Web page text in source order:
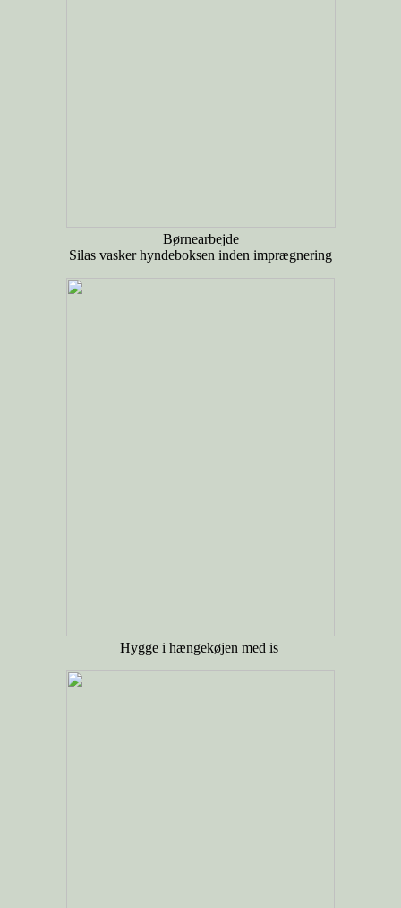
Børnearbejde
Silas vasker hyndeboksen inden imprægnering
Hygge i hængekøjen med is